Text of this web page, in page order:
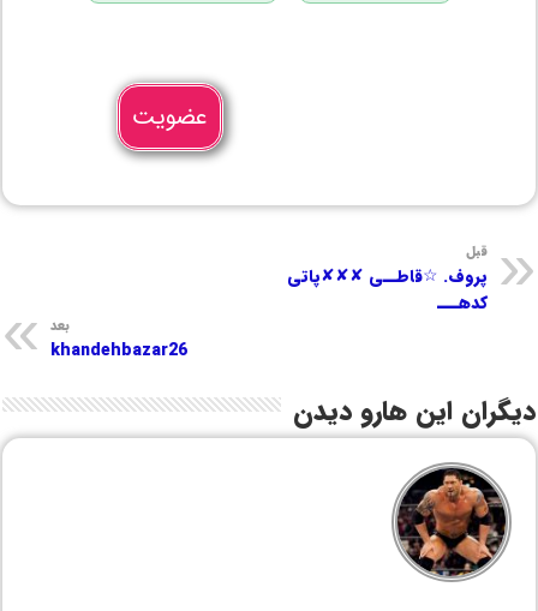
عضویت
قبل
پروف. ☆قاطــی ✘✘✘پاتی
کدهـــ
بعد
khandehbazar26
دیگران این هارو دیدن